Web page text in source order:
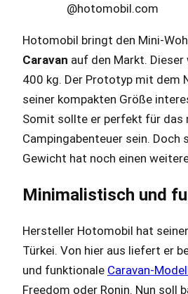
@hotomobil.com
Hotomobil bringt den Mini-
Caravan auf den Markt.
400 kg. Der Prototyp mit dem
seiner kompakten Größe
Somit sollte er perfekt für das
Campingabenteuer sein. Doch
Gewicht hat noch einen
Minimalistisch und
Hersteller Hotomobil hat
Türkei. Von hier aus liefert er
und funktionale Caravan-
Freedom oder Ronin. Nun soll